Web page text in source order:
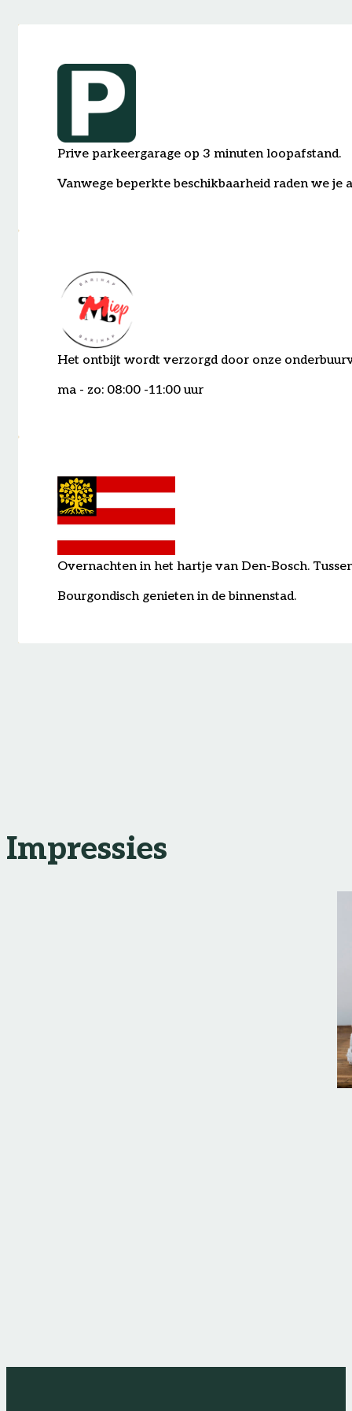
Prive parkeergarage op 3 minuten loopafstand.
Vanwege beperkte beschikbaarheid raden we
Het ontbijt wordt verzorgd door onze
ma - zo: 08:00 -11:00 uur
Overnachten in het hartje van Den-Bosch.
Bourgondisch genieten in de binnenstad.
Impressies